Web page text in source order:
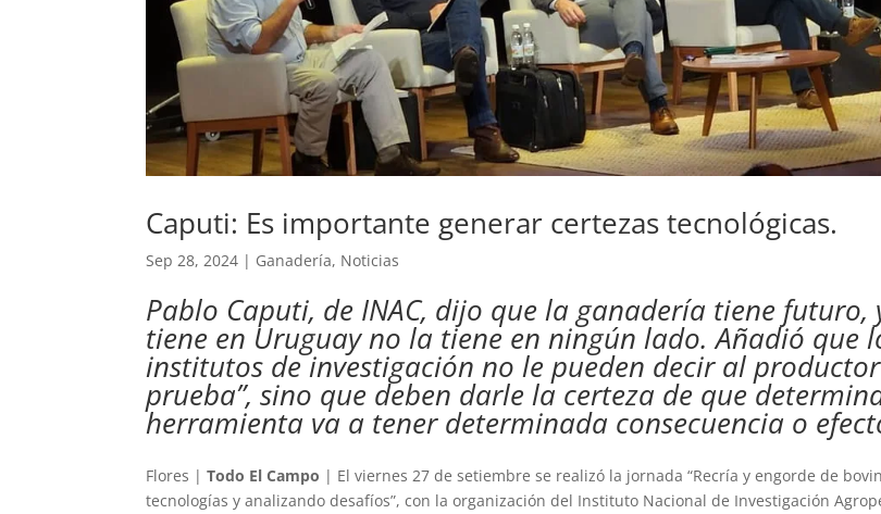
Caputi: Es importante generar certezas tecnológicas.
Sep 28, 2024 | Ganadería, Noticias
Pablo Caputi, de INAC, dijo que la ganadería tiene futuro,
tiene en Uruguay no la tiene en ningún lado. Añadió que
institutos de investigación no le pueden decir al
prueba”, sino que deben darle la certeza de que
herramienta va a tener determinada consecuencia o
Flores |Todo El Campo | El viernes 27 de setiembre se realizó la jornada “Recría y engorde de
tecnologías y analizando desafíos”, con la organización del Instituto Nacional de Investigación